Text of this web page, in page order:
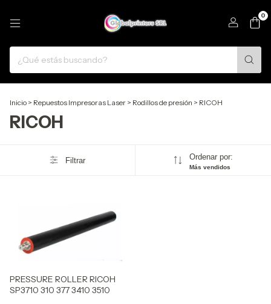
0
Inicio > Repuestos Impresoras Laser > Rodillos de presión > RICOH
RICOH
Filtrar Ordenar por:
Más vendidos
PRESSURE ROLLER RICOH
SP3710 310 377 3410 3510